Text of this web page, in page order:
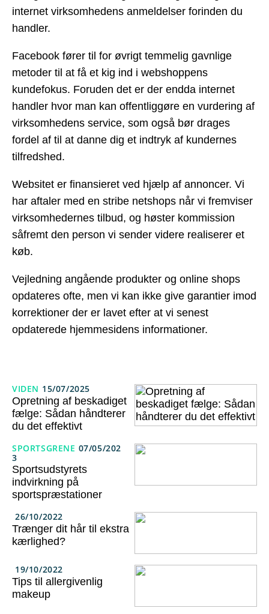
internet virksomhedens anmeldelser forinden du
handler.
Facebook fører til for øvrigt temmelig gavnlige
metoder til at få et kig ind i webshoppens
kundefokus. Foruden det er der endda internet
handler hvor man kan offentliggøre en vurdering af
virksomhedens service, som også bør drages
fordel af til at danne dig et indtryk af kundernes
tilfredshed.
Websitet er finansieret ved hjælp af annoncer. Vi
har aftaler med en stribe netshops når vi fremviser
virksomhedernes tilbud, og høster kommission
såfremt den person vi sender videre realiserer et
køb.
Vejledning angående produkter og online shops
opdateres ofte, men vi kan ikke give garantier imod
korrektioner der er lavet efter at vi senest
opdaterede hjemmesidens informationer.
VIDEN 15/07/2025
Opretning af beskadiget
fælge: Sådan håndterer
du det effektivt
SPORTSGRENE 07/05/202
3
Sportsudstyrets
indvirkning på
sportspræstationer
26/10/2022
Trænger dit hår til ekstra
kærlighed?
19/10/2022
Tips til allergivenlig
makeup